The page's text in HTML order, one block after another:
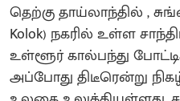
தெற்கு தாய்லாந்தில் ,
Kolok) நகரில் உள்ள
உள்ளூர் கால்பந்து
அப்போது திடீரென்று